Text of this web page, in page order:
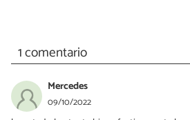
1 comentario
Mercedes
09/10/2022